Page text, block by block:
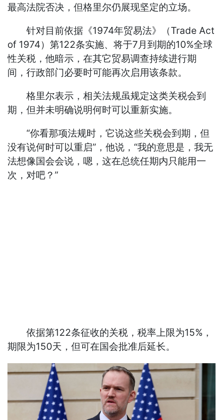
最高法院否决，但格里尔仍展现坚定的立场。
针对目前依据《1974年贸易法》（Trade Act
of 1974）第122条实施、将于7月到期的10%全球
性关税，他暗示，在其它贸易调查持续进行期
间，行政部门必要时可能再次启用该条款。
格里尔表示，相关法规虽规定这类关税会到
期，但并未明确说明何时可以重新实施。
“你看那项法规时，它说这些关税会到期，但
没有说何时可以重启”，他说，“我的意思是，我无
法想像国会会说，嗯，这在总统任期内只能用一
次，对吧？”
依据第122条征收的关税，税率上限为15%，
期限为150天，但可在国会批准后延长。